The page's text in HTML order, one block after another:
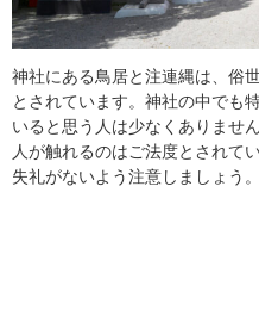
神社にある鳥居と注連縄は、俗
とされています。神社の中でも
いると思う人は少なくありませ
人が触れるのはご法度とされて
失礼がないよう注意しましょう。